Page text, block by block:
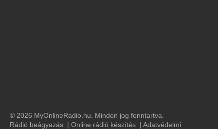
© 2026 MyOnlineRadio.hu. Minden jog fenntartva.
Rádió beágyazás | Online rádió készítés | Adatvédelmi